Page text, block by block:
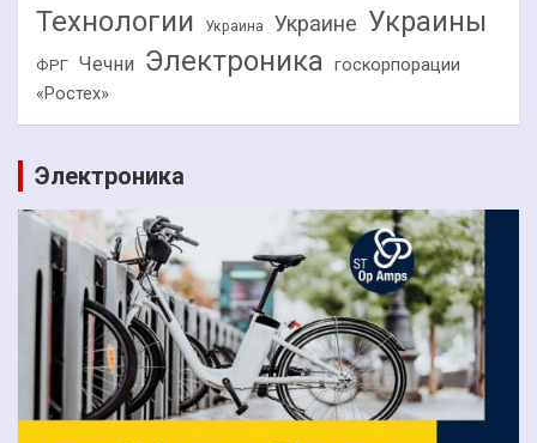
Технологии Украина Украине Украины
ФРГ Чечни Электроника госкорпорации
«Ростех»
Электроника